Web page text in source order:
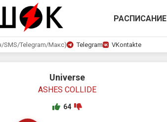
РАСПИСАНИЕ
SMS/Telegram/Макс) Telegram VKontakte
Universe
ASHES COLLIDE
64